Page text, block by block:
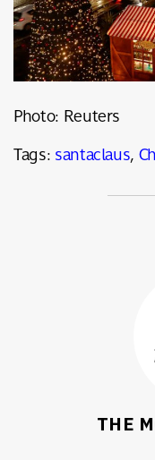
Photo: Reuters
Tags:santaclaus,
THE